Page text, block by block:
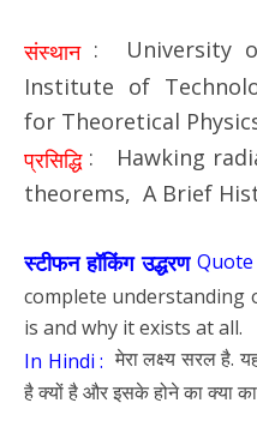
संस्थान : University
Institute of
for Theoretical
प्रसिद्धि : Hawking
theorems, A Brief
स्टीफन हॉकिंग उद्धरण Quote
complete understanding
is and why it exists at all.
In Hindi : मेरा लक्ष्य सरल है.
है क्यों है और इसके होने का क्या